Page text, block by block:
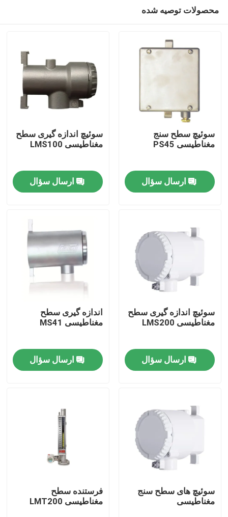
فیلم های
دربارهی ما
کارخانه تور
تماس با ما
درخواست نقل قول
محصولات توصیه شده
سوئیچ سطح سنج
مغناطیسی PS45
ارسال سؤال
سوئیچ اندازه گیری سطح
مغناطیسی LMS100
ارسال سؤال
سوئیچ اندازه گیری سطح
مغناطیسی LMS200
ارسال سؤال
اندازه گیری سطح
مغناطیسی MS41
ارسال سؤال
سوئیچ های سطح سنج
مغناطیسی
فرستنده سطح
مغناطیسی LMT200